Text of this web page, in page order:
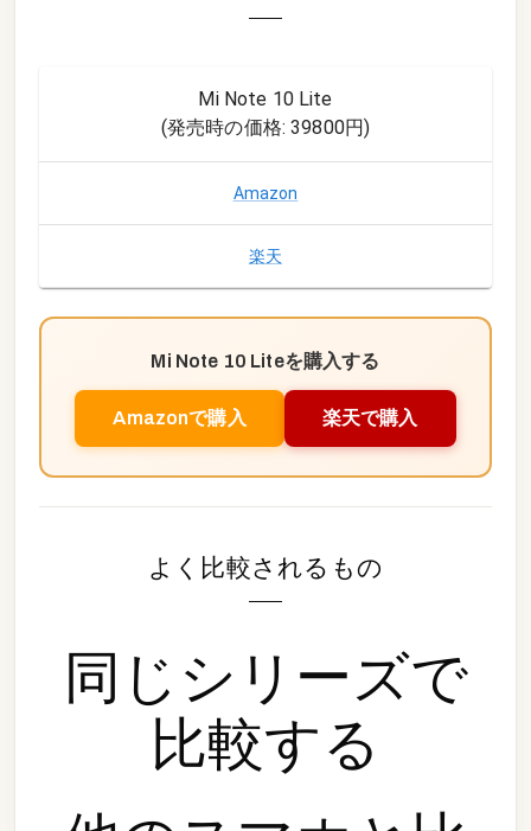
Mi Note 10 Lite
(発売時の価格:39800円)
Amazon
楽天
Mi Note 10 Liteを購入する
Amazonで購入 楽天で購入
よく比較されるもの
同じシリーズで
比較する